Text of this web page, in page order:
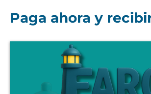
Paga ahora y